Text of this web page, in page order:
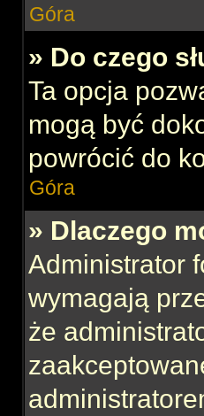
Góra
» Do czego
Ta opcja
mogą być
powrócić do
Góra
» Dlaczego
Administrator
wymagają
że